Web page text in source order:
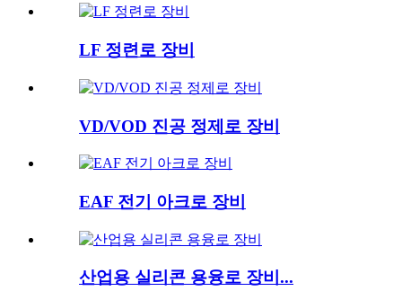
LF 정련로 장비
VD/VOD 진공 정제로 장비
EAF 전기 아크로 장비
산업용 실리콘 용융로 장비...